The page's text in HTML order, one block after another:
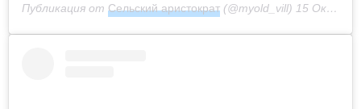
Публикация от Сельский аристократ (@myold_vill) 15 Окт 2020 в 1:37 PDT